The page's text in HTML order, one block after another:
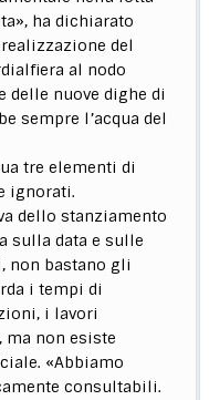
ha dichiarato
del
al nodo
delle nuove dighe di
sempre l’acqua del
tre elementi di
ignorati.
dello stanziamento
sulla data e sulle
non bastano gli
i tempi di
i lavori
ma non esiste
«Abbiamo
consultabili.